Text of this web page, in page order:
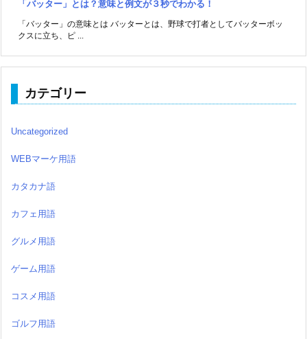
「バッター」とは？意味と例文が３秒でわかる！
「バッター」の意味とは バッターとは、野球で打者としてバッターボッ
クスに立ち、ピ ...
カテゴリー
Uncategorized
WEBマーケ用語
カタカナ語
カフェ用語
グルメ用語
ゲーム用語
コスメ用語
ゴルフ用語